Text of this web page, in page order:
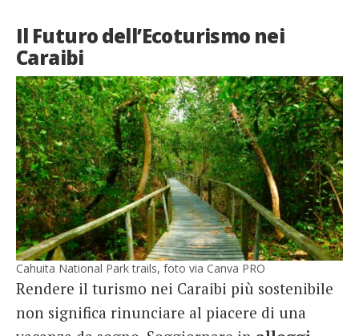
Il Futuro dell’Ecoturismo nei
Caraibi
Cahuita National Park trails, foto via Canva PRO
Rendere il turismo nei Caraibi più sostenibile
non significa rinunciare al piacere di una